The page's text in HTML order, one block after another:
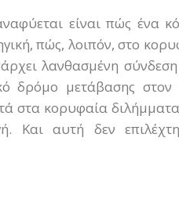
είναι πώς ένα
πώς, λοιπόν, στο
λανθασμένη
δρόμο μετάβασης
στα κορυφαία
Και αυτή δεν